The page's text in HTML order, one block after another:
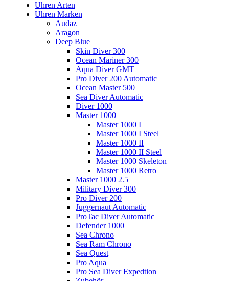
Uhren Arten
Uhren Marken
Audaz
Aragon
Deep Blue
Skin Diver 300
Ocean Mariner 300
Aqua Diver GMT
Pro Diver 200 Automatic
Ocean Master 500
Sea Diver Automatic
Diver 1000
Master 1000
Master 1000 I
Master 1000 I Steel
Master 1000 II
Master 1000 II Steel
Master 1000 Skeleton
Master 1000 Retro
Master 1000 2.5
Military Diver 300
Pro Diver 200
Juggernaut Automatic
ProTac Diver Automatic
Defender 1000
Sea Chrono
Sea Ram Chrono
Sea Quest
Pro Aqua
Pro Sea Diver Expedtion